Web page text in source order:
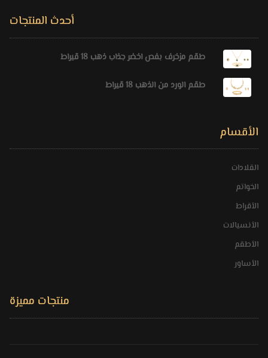
أحدث المنتجات
طقم مزخرف بفص اخضر جذاب ذهب 18 قيراط
طقم الورد من الذهب 18 قيراط
الأقسام
القلادات
الخواتم
الأقراط
الأنسيالات
الأطقم
الأساور
منتجات مميزة